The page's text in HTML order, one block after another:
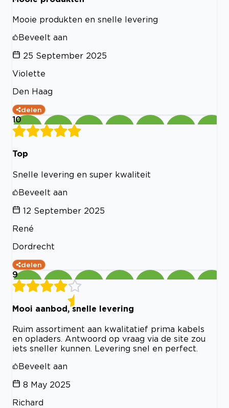
Mooie produkten en snelle levering
Beveelt aan
25 September 2025
Violette
Den Haag
delen
10
Top
Snelle levering en super kwaliteit
Beveelt aan
12 September 2025
René
Dordrecht
delen
9
Mooi aanbod, snelle levering
Ruim assortiment aan kwalitatief prima kabels
en opladers. Antwoord op vraag via de site zou
iets sneller kunnen. Levering snel en perfect.
Beveelt aan
8 May 2025
Richard